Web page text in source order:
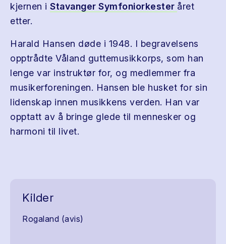
kjernen i Stavanger Symfoniorkester året
etter.
Harald Hansen døde i 1948. I begravelsens
opptrådte Våland guttemusikkorps, som han
lenge var instruktør for, og medlemmer fra
musikerforeningen. Hansen ble husket for sin
lidenskap innen musikkens verden. Han var
opptatt av å bringe glede til mennesker og
harmoni til livet.
Kilder
Rogaland (avis)